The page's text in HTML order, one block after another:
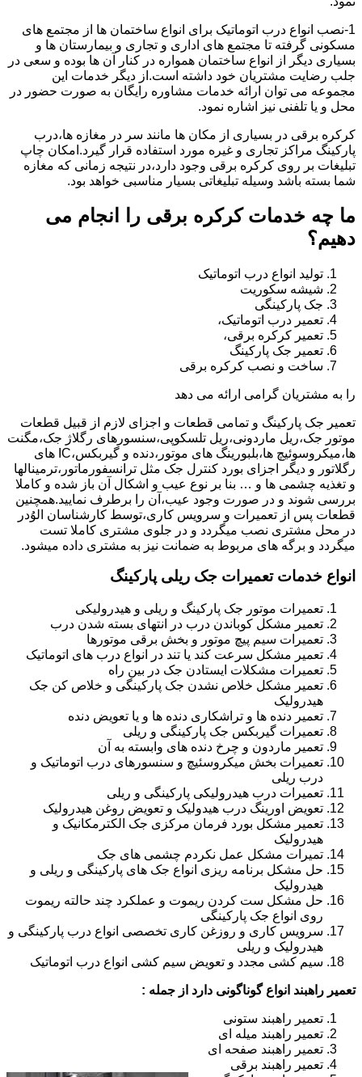
1-نصب انواع درب اتوماتیک برای انواع ساختمان ها از مجتمع های
مسکونی گرفته تا مجتمع های اداری و تجاری و بیمارستان ها و
بسیاری دیگر از انواع ساختمان همواره در کنار آن ها بوده و سعی در
جلب رضایت مشتریان خود داشته است.از دیگر خدمات این
مجموعه می توان ارائه خدمات مشاوره رایگان به صورت حضور در
محل و یا تلفنی نیز اشاره نمود.
کرکره برقی در بسیاری از مکان ها مانند سر در مغازه ها،درب
پارکینگ مراکز تجاری و غیره مورد استفاده قرار گیرد.امکان چاپ
تبلیغات بر روی کرکره برقی وجود دارد،در نتیجه زمانی که مغازه
شما بسته باشد وسیله تبلیغاتی بسیار مناسبی خواهد بود.
ما چه خدمات کرکره برقی را انجام می
دهیم؟
تولید انواع درب اتوماتیک
شیشه سکوریت
جک پارکینگی
تعمیر درب اتوماتیک،
تعمیر کرکره برقی،
تعمیر جک پارکینگ
ساخت و نصب کرکره برقی
را به مشتریان گرامی ارائه می دهد
تعمیر جک پارکینگ و تمامی قطعات و اجزای لازم از قبیل قطعات
موتور جک،ریل ماردونی،ریل تلسکوپی،سنسورهای رگلاژ جک،مگنت
ها،میکروسوئیچ ها،بلبورینگ های موتور،دنده و گیربکس،IC های
رگلاتور و دیگر اجزای بورد کنترل جک مثل ترانسفورماتور،ترمینالها
و تغذیه چشمی ها و … بنا بر نوع عیب و اشکال آن باز شده و کاملا
بررسی شوند و در صورت وجود عیب،آن را برطرف نمایید.همچنین
قطعات پس از تعمیرات و سرویس کاری،توسط کارشناسان الوُدر
در محل مشتری نصب میگردد و در جلوی مشتری کاملا تست
میگردد و برگه های مربوط به ضمانت نیز به مشتری داده میشود.
انواع خدمات تعمیرات جک ریلی پارکینگ
تعمیرات موتور جک پارکینگ و ریلی و هیدرولیکی
تعمیر مشکل کوباندن درب در انتهای بسته شدن درب
تعمیرات سیم پیچ موتور و بخش برقی موتورها
تعمیر مشکل سرعت کند یا تند در انواع درب های اتوماتیک
تعمیرات مشکلات ایستادن جک در بین راه
تعمیر مشکل خلاص نشدن جک پارکینگی و خلاص کن جک
هیدرولیک
تعمیر دنده ها و تراشکاری دنده ها و یا تعویض دنده
تعمیرات گیربکس جک پارکینگی و ریلی
تعمیر ماردون و چرخ دنده های وابسته به آن
تعمیرات بخش میکروسئیچ و سنسورهای درب اتوماتیک و
درب ریلی
تعمیرات درب هیدرولیکی پارکینگی و ریلی
تعویض اورینگ درب هیدولیک و تعویض روغن هیدرولیک
تعمیر مشکل بورد فرمان مرکزی جک الکترمکانیک و
هیدرولیک
تمیرات مشکل عمل نکردم چشمی های جک
حل مشکل برنامه ریزی انواع جک های پارکینگی و ریلی و
هیدرولیک
حل مشکل ست کردن ریموت و عملکرد چند حالته ریموت
روی انواع جک پارکینگی
سرویس کاری و روزغن کاری تخصصی انواع درب پارکینگی و
هیدرولیک و ریلی
سیم کشی مجدد و تعویض سیم کشی انواع درب اتوماتیک
تعمیر راهبند انواع گوناگونی دارد از جمله :
تعمیر راهبند ستونی
تعمیر راهبند میله ای
تعمیر راهبند صفحه ای
تعمیر راهبند برقی